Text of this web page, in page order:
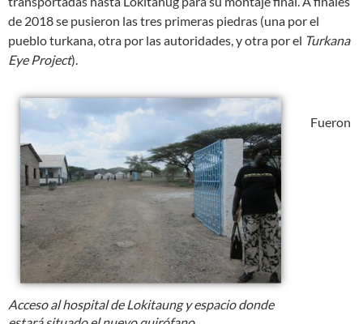
de 2018 se pusieron las tres primeras piedras (una por el
pueblo turkana, otra por las autoridades, y otra por el Turkana
Eye Project).
Acceso al hospital de Lokitaung y espacio donde
Fueron